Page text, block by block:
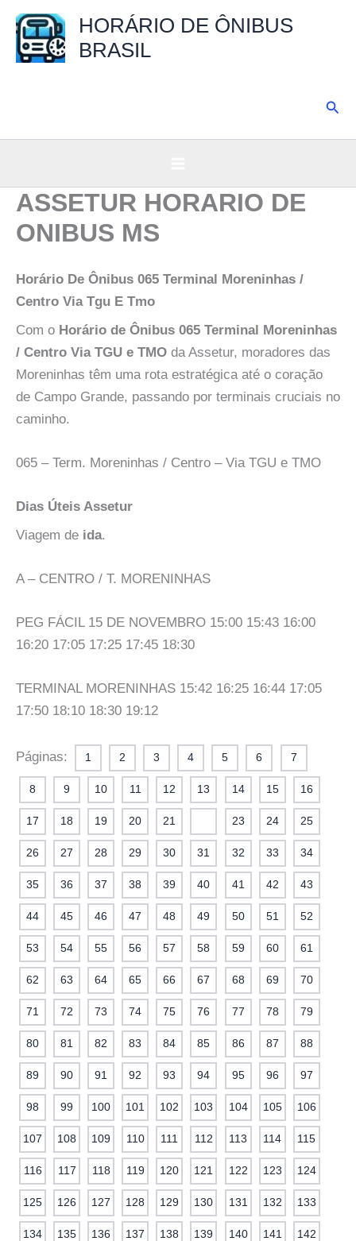
para
HORÁRIO DE ÔNIBUS
BRASIL
ASSETUR HORARIO DE
ONIBUS MS
Horário De Ônibus 065 Terminal Moreninhas /
Centro Via Tgu E Tmo
Com o Horário de Ônibus 065 Terminal Moreninhas
/ Centro Via TGU e TMO da Assetur, moradores das
Moreninhas têm uma rota estratégica até o coração
de Campo Grande, passando por terminais cruciais no
caminho.
065 – Term. Moreninhas / Centro – Via TGU e TMO
Dias Úteis Assetur
Viagem de ida.
A – CENTRO / T. MORENINHAS
PEG FÁCIL 15 DE NOVEMBRO 15:00 15:43 16:00
16:20 17:05 17:25 17:45 18:30
TERMINAL MORENINHAS 15:42 16:25 16:44 17:05
17:50 18:10 18:30 19:12
Páginas: 1 2 3 4 5 6 7
8 9 10 11 12 13 14 15 16
17 18 19 20 21 23 24 25
26 27 28 29 30 31 32 33 34
35 36 37 38 39 40 41 42 43
44 45 46 47 48 49 50 51 52
53 54 55 56 57 58 59 60 61
62 63 64 65 66 67 68 69 70
71 72 73 74 75 76 77 78 79
80 81 82 83 84 85 86 87 88
89 90 91 92 93 94 95 96 97
98 99 100 101 102 103 104 105 106
107 108 109 110 111 112 113 114 115
116 117 118 119 120 121 122 123 124
125 126 127 128 129 130 131 132 133
134 135 136 137 138 139 140 141 142